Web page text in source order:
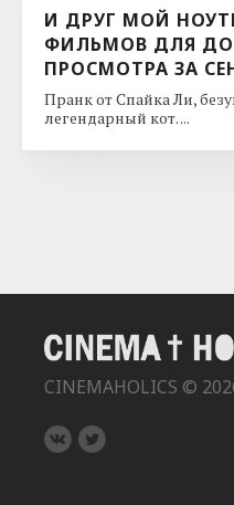
И ДРУГ МОЙ
ФИЛЬМОВ ДЛЯ
ПРОСМОТРА ЗА
Пранк от Спайка Ли,
легендарный кот. ...
CINEMAHOLICS ©